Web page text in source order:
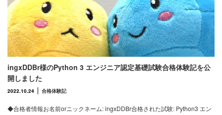
ingxDDBr様のPython 3 エンジニア認定基礎試験合格体験記を公
開しました
2022.10.24 合格体験記
◆合格者情報お名前orニックネーム: ingxDDBr合格された試験: Python3 エン